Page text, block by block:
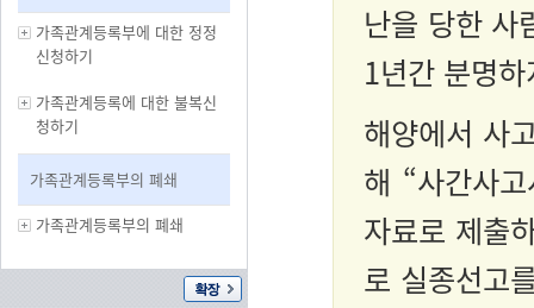
가족관계등록부에 대한 정정
신청하기
가족관계등록에 대한 불복신
청하기
가족관계등록부의 폐쇄
가족관계등록부의 폐쇄
난을 당한 사
1년간 분명
해양에서 사
해 “사간사
자료로 제출
로 실종선고